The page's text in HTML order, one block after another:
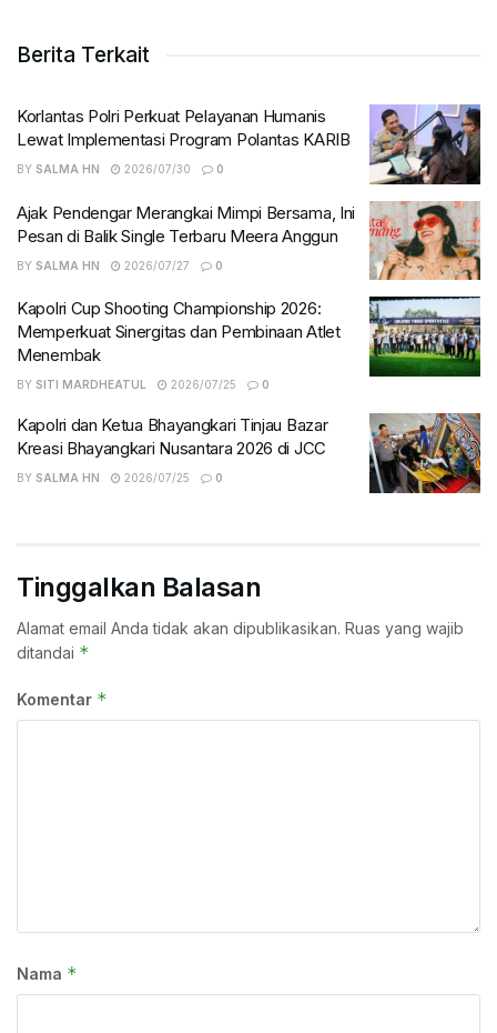
Berita Terkait
Korlantas Polri Perkuat Pelayanan Humanis
Lewat Implementasi Program Polantas KARIB
BY SALMA HN 2026/07/30 0
Ajak Pendengar Merangkai Mimpi Bersama, Ini
Pesan di Balik Single Terbaru Meera Anggun
BY SALMA HN 2026/07/27 0
Kapolri Cup Shooting Championship 2026:
Memperkuat Sinergitas dan Pembinaan Atlet
Menembak
BY SITI MARDHEATUL 2026/07/25 0
Kapolri dan Ketua Bhayangkari Tinjau Bazar
Kreasi Bhayangkari Nusantara 2026 di JCC
BY SALMA HN 2026/07/25 0
Tinggalkan Balasan
Alamat email Anda tidak akan dipublikasikan. Ruas yang wajib
ditandai *
Komentar *
Nama *